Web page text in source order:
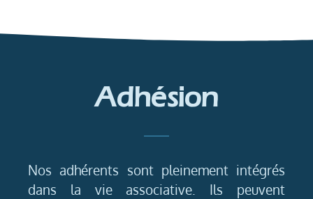
Adhésion
Nos adhérents sont pleinement intégrés
dans la vie associative. Ils peuvent